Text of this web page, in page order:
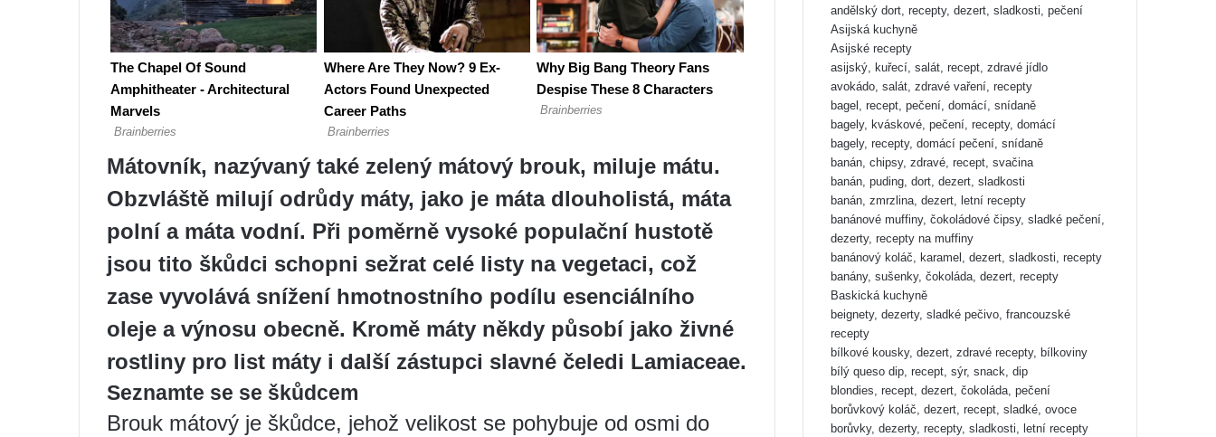
Mátovník, nazývaný také zelený mátový brouk, miluje mátu.
Obzvláště milují odrůdy máty, jako je máta dlouholistá, máta
polní a máta vodní. Při poměrně vysoké populační hustotě
jsou tito škůdci schopni sežrat celé listy na vegetaci, což
zase vyvolává snížení hmotnostního podílu esenciálního
oleje a výnosu obecně. Kromě máty někdy působí jako živné
rostliny pro list máty i další zástupci slavné čeledi Lamiaceae.
Seznamte se se škůdcem
Brouk mátový je škůdce, jehož velikost se pohybuje od osmi do
andělský dort, recepty, dezert, sladkosti, pečení
Asijská kuchyně
Asijské recepty
asijský, kuřecí, salát, recept, zdravé jídlo
avokádo, salát, zdravé vaření, recepty
bagel, recept, pečení, domácí, snídaně
bagely, kváskové, pečení, recepty, domácí
bagely, recepty, domácí pečení, snídaně
banán, chipsy, zdravé, recept, svačina
banán, puding, dort, dezert, sladkosti
banán, zmrzlina, dezert, letní recepty
banánové muffiny, čokoládové čipsy, sladké pečení,
dezerty, recepty na muffiny
banánový koláč, karamel, dezert, sladkosti, recepty
banány, sušenky, čokoláda, dezert, recepty
Baskická kuchyně
beignety, dezerty, sladké pečivo, francouzské
recepty
bílkové kousky, dezert, zdravé recepty, bílkoviny
bílý queso dip, recept, sýr, snack, dip
blondies, recept, dezert, čokoláda, pečení
borůvkový koláč, dezert, recept, sladké, ovoce
borůvky, dezerty, recepty, sladkosti, letní recepty